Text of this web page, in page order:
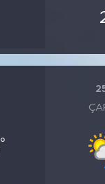
°